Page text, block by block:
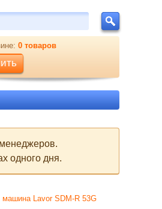
одного дня.
машина Lavor SDM-R 53G
0товаров